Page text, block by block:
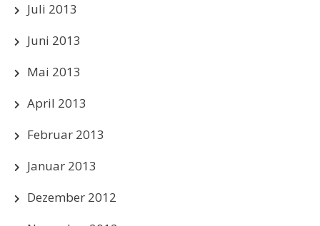
Juli 2013
Juni 2013
Mai 2013
April 2013
Februar 2013
Januar 2013
Dezember 2012